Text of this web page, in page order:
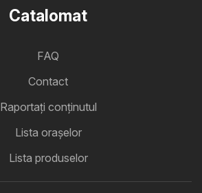
Catalomat
FAQ
Contact
Raportați conținutul
Lista oraşelor
Lista produselor